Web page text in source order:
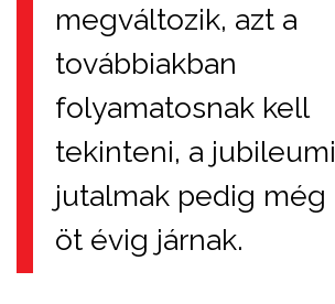
megváltozik, azt a
továbbiakban
folyamatosnak kell
tekinteni, a jubileumi
jutalmak pedig még
öt évig járnak.